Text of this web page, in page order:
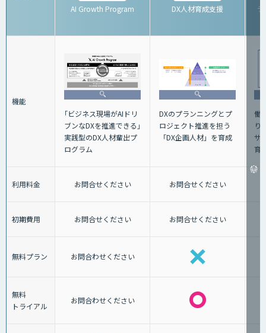
AI Growth Program
DX人材育成支援
機能
｢ビジネス現場がAIドリ
ブンなDXを推進できる｣
実践型のDX人材輩出プ
ログラム
DXのプランニングとプ
ロジェクト推進を担う
「DX企画人材」を育成
働
り
サ
育
利用料金 お問合せください お問合せください
初期費用 お問合せください お問合せください
無料プラン お問合わせください
無料
トライアル
お問合わせください